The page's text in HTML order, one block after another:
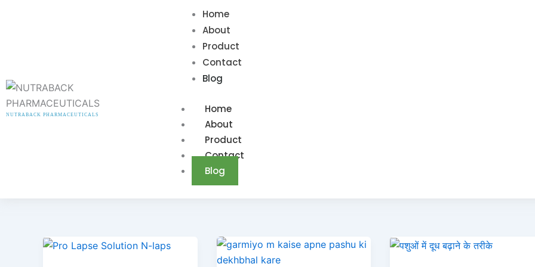
NUTRABACK PHARMACEUTICALS
Home
About
Product
Contact
Blog
Home
About
Product
Contact
Blog